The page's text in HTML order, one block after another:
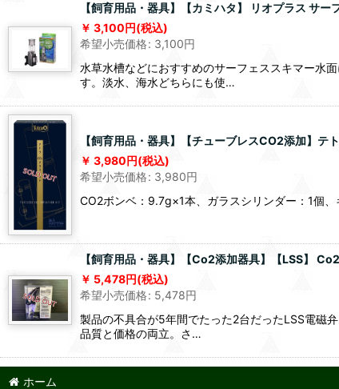
【飼育用品・器具】【カミハタ】 リオプラス サー
3,100円(税込)
希望小売価格: 3,100円
水草水槽などにおすすめのサーフェススキマー水
す。淡水、海水どちらにも使…
【飼育用品・器具】【チューブレスCO2添加】
3,980円(税込)
希望小売価格: 3,980円
CO2ボンベ：9.7g×1本、ガラスシリンダー：1個
【飼育用品・器具】【Co2添加器具】【LSS】
5,478円(税込)
希望小売価格: 5,478円
製品の不具合が5年間でたった2台だったLSS電磁
品質と価格の両立。さ…
ホーム